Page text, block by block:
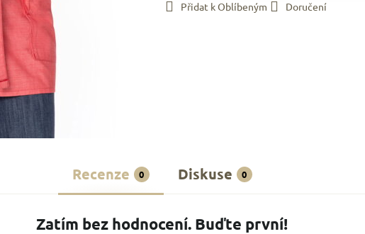
Přidat k Oblíbeným Doručení
Recenze 0 Diskuse 0
Zatím bez hodnocení. Buďte první!